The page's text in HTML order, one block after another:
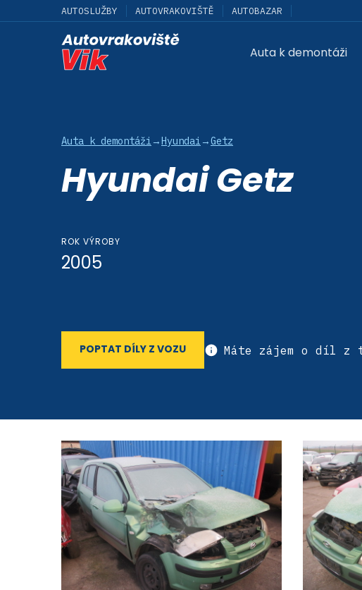
AUTOSLUŽBY AUTOVRAKOVIŠTĚ AUTOBAZAR
Auta k demontáži
Auta k demontáži →Hyundai →Getz
Hyundai Getz
ROK VÝROBY
2005
POPTAT DÍLY Z VOZU Máte zájem o díl z